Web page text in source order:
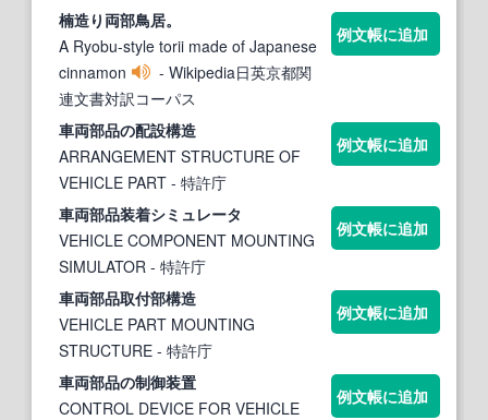
楠造り 両部鳥居。
A Ryobu-style torii made of Japanese
cinnamon
- Wikipedia日英京都関
連文書対訳コーパス
例文帳に追加
車両部品の配設構造
ARRANGEMENT STRUCTURE OF
VEHICLE PART - 特許庁
例文帳に追加
車両部品装着シミュレータ
VEHICLE COMPONENT MOUNTING
SIMULATOR - 特許庁
例文帳に追加
車両部品取付部構造
VEHICLE PART MOUNTING
STRUCTURE - 特許庁
例文帳に追加
車両部品の制御装置
CONTROL DEVICE FOR VEHICLE
例文帳に追加